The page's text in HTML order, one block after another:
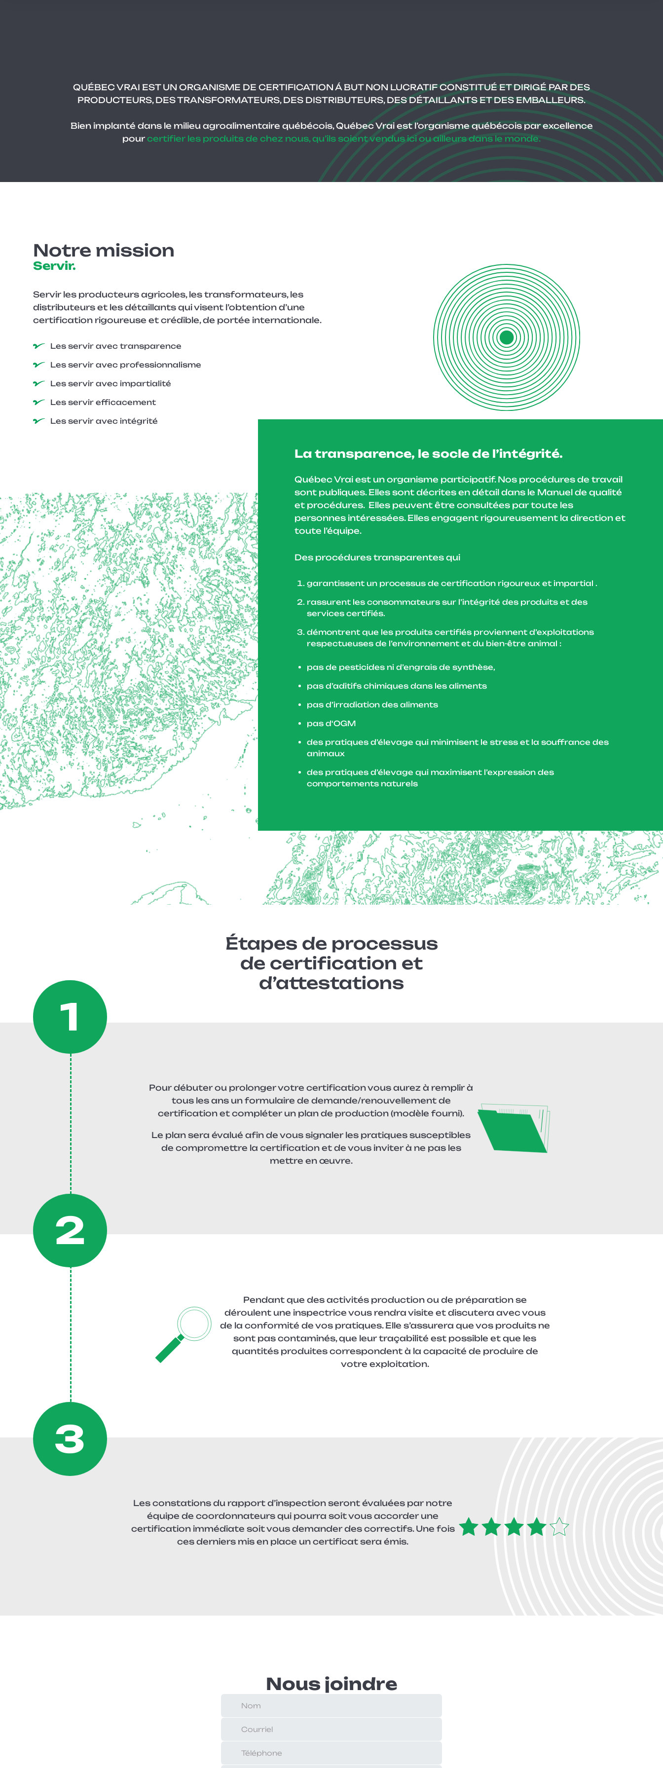
QUÉBEC VRAI EST UN ORGANISME DE CERTIFICATION Á BUT NON LUCRATIF CONSTITUÉ ET DIRIGÉ PAR DES
PRODUCTEURS, DES TRANSFORMATEURS, DES DISTRIBUTEURS, DES DÉTAILLANTS ET DES EMBALLEURS.
Bien implanté dans le milieu agroalimentaire québécois, Québec Vrai est l’organisme québécois par excellence
pour certifier les produits de chez nous, qu’ils soient vendus ici ou ailleurs dans le monde.
Notre mission
Servir.
Servir les producteurs agricoles, les transformateurs, les
distributeurs et les détaillants qui visent l’obtention d’une
certification rigoureuse et crédible, de portée internationale.
Les servir avec transparence
Les servir avec professionnalisme
Les servir avec impartialité
Les servir efficacement
Les servir avec intégrité
La transparence, le socle de l’intégrité.
Québec Vrai est un organisme participatif. Nos procédures de travail
sont publiques. Elles sont décrites en détail dans le Manuel de qualité
et procédures. Elles peuvent être consultées par toute les
personnes intéressées. Elles engagent rigoureusement la direction et
toute l’équipe.
Des procédures transparentes qui
garantissent un processus de certification rigoureux et impartial .
rassurent les consommateurs sur l’intégrité des produits et des
services certifiés.
démontrent que les produits certifiés proviennent d’exploitations
respectueuses de l’environnement et du bien-être animal :
pas de pesticides ni d’engrais de synthèse,
pas d’aditifs chimiques dans les aliments
pas d’irradiation des aliments
pas d‘OGM
des pratiques d’élevage qui minimisent le stress et la souffrance des
animaux
des pratiques d’élevage qui maximisent l’expression des
comportements naturels
Étapes de processus
de certification et
d’attestations
Pour débuter ou prolonger votre certification vous aurez à remplir à
tous les ans un formulaire de demande/renouvellement de
certification et compléter un plan de production (modèle fourni).
Le plan sera évalué afin de vous signaler les pratiques susceptibles
de compromettre la certification et de vous inviter à ne pas les
mettre en œuvre.
1
Pendant que des activités production ou de préparation se
déroulent une inspectrice vous rendra visite et discutera avec vous
de la conformité de vos pratiques. Elle s’assurera que vos produits ne
sont pas contaminés, que leur traçabilité est possible et que les
quantités produites correspondent à la capacité de produire de
votre exploitation.
2
Les constations du rapport d’inspection seront évaluées par notre
équipe de coordonnateurs qui pourra soit vous accorder une
certification immédiate soit vous demander des correctifs. Une fois
ces derniers mis en place un certificat sera émis.
3
Nous joindre
l’information
sur
Entreprise
Courriel
Téléphone
Soumettre